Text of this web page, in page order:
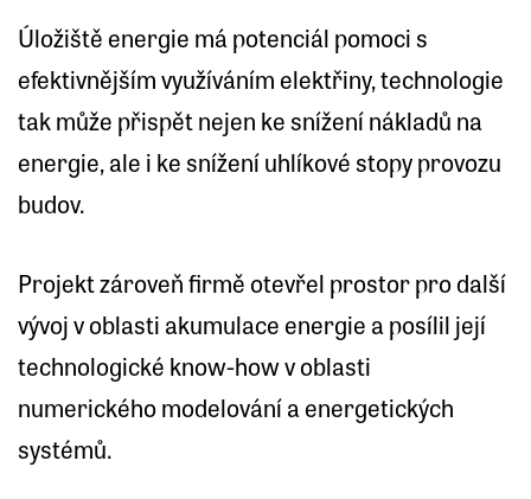
Úložiště energie má potenciál pomoci s
efektivnějším využíváním elektřiny, technologie
tak může přispět nejen ke snížení nákladů na
energie, ale i ke snížení uhlíkové stopy provozu
budov.
Projekt zároveň firmě otevřel prostor pro další
vývoj v oblasti akumulace energie a posílil její
technologické know-how v oblasti
numerického modelování a energetických
systémů.